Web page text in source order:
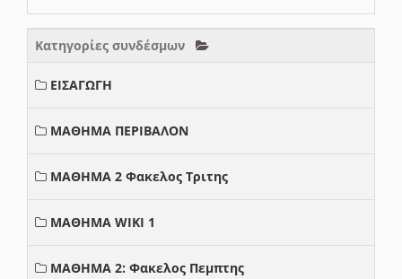
Κατηγορίες συνδέσμων
ΕΙΣΑΓΩΓΗ
ΜΑΘΗΜΑ ΠΕΡΙΒΑΛΟΝ
ΜΑΘΗΜΑ 2 Φακελος Τριτης
ΜΑΘΗΜΑ WIKI 1
ΜΑΘΗΜΑ 2: Φακελος Πεμπτης